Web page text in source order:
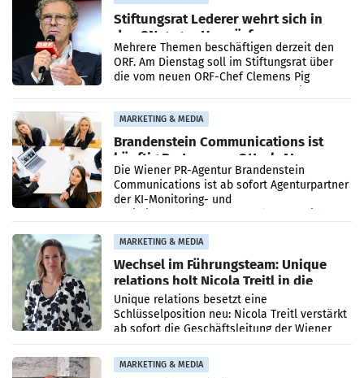
Stiftungsrat Lederer wehrt sich in
den SN gegen Vorwürfe
Mehrere Themen beschäftigen derzeit den
ORF. Am Dienstag soll im Stiftungsrat über
die vom neuen ORF-Chef Clemens Pig
MARKETING & MEDIA
Brandenstein Communications ist
künftig Partner von OtterlyAI
Die Wiener PR-Agentur Brandenstein
Communications ist ab sofort Agenturpartner
der KI-Monitoring- und
MARKETING & MEDIA
Wechsel im Führungsteam: Unique
relations holt Nicola Treitl in die
Geschäftsleitung
Unique relations besetzt eine
Schlüsselposition neu: Nicola Treitl verstärkt
ab sofort die Geschäftsleitung der Wiener
PR-Agentur an der Seite von Josef Kalina und
Anna Kalina-Mahr.
MARKETING & MEDIA